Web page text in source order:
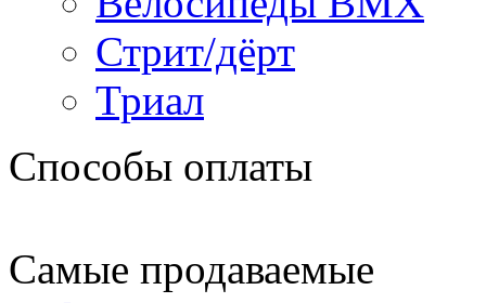
Стрит/дёрт
Триал
Способы оплаты
Самые продаваемые